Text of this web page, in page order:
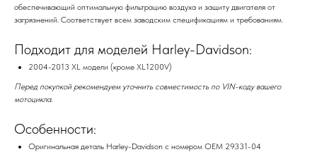
обеспечивающий оптимальную фильтрацию воздуха и защиту двигателя от
загрязнений. Соответствует всем заводским спецификациям и требованиям.
Подходит для моделей Harley-Davidson:
2004-2013 XL модели (кроме XL1200V)
Перед покупкой рекомендуем уточнить совместимость по VIN-коду вашего
мотоцикла.
Особенности:
Оригинальная деталь Harley-Davidson с номером OEM 29331-04